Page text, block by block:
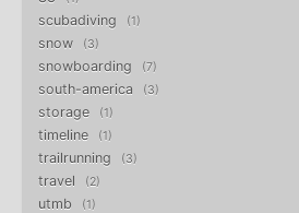
scubadiving 1
snow 3
snowboarding 7
south-america 3
storage 1
timeline 1
trailrunning 3
travel 2
utmb 1